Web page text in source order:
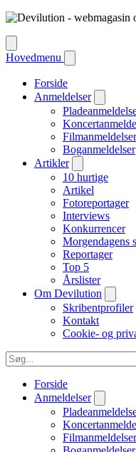
Hovedmenu
Forside
Anmeldelser
Filmanmeldelser
Boganmeldelser
Artikler
10 hurtige
Artikel
Fotoreportager
Interviews
Konkurrencer
Morgendagens
Reportager
Top 5
Årslister
Om Devilution
Skribentprofiler
Kontakt
Cookie- og
Forside
Anmeldelser
Filmanmeldelser